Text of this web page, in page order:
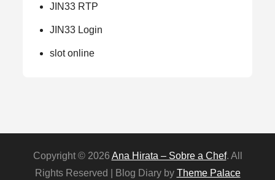
JIN33 RTP
JIN33 Login
slot online
Copyright © 2026 Ana Hirata – Sobre a Chef. All
Rights Reserved | Blog Diary by Theme Palace